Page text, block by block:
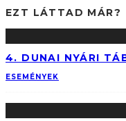
EZT LÁTTAD MÁR?
4. DUNAI NYÁRI
ESEMÉNYEK